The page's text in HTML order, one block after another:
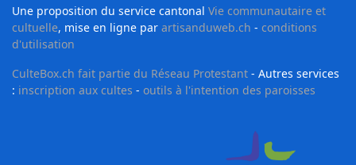
Une proposition du service cantonal Vie communautaire et
cultuelle, mise en ligne par artisanduweb.ch - conditions
d'utilisation
CulteBox.ch fait partie du Réseau Protestant - Autres services
: inscription aux cultes - outils à l'intention des paroisses